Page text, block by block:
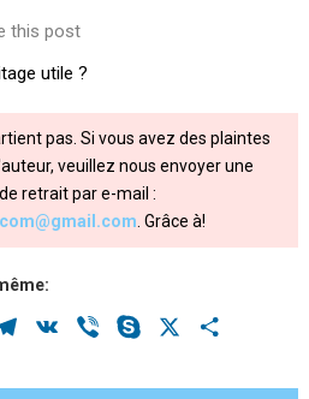
this post
utile ?
pas. Si vous avez des plaintes
veuillez nous envoyer une
retrait par e-mail :
. Grâce à!
Telegram
VK Viber Skype